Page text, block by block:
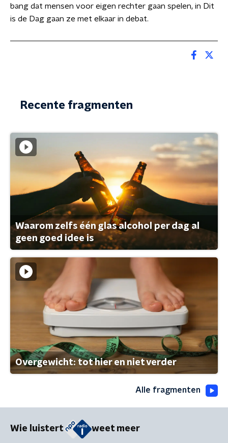
bang dat mensen voor eigen rechter gaan spelen, in Dit
is de Dag gaan ze met elkaar in debat.
Recente fragmenten
Waarom zelfs één glas alcohol per dag al
geen goed idee is
Overgewicht: tot hier en niet verder
Alle fragmenten
Wie luistert weet meer